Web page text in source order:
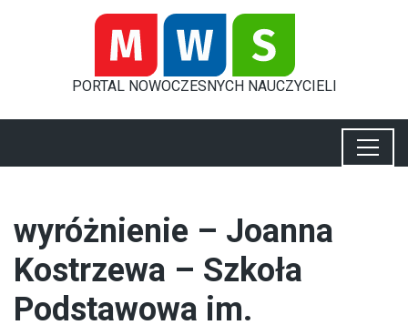
PORTAL NOWOCZESNYCH NAUCZYCIELI
wyróżnienie – Joanna
Kostrzewa – Szkoła
Podstawowa im.